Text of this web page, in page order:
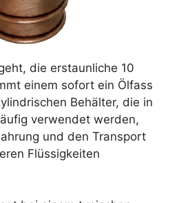
die erstaunliche 10
einem sofort ein Ölfass
Behälter, die in
verwendet werden,
und den Transport
Flüssigkeiten